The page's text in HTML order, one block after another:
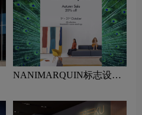
NANIMARQUIN标志设计